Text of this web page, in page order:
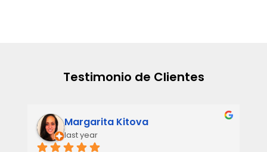
Testimonio de Clientes
Margarita Kitova
last year